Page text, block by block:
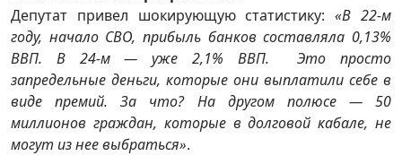
Депутат привел шокирующую статистику:«В 22-м
году, начало СВО, прибыль банков составляла 0,13%
ВВП. В 24-м — уже 2,1% ВВП. Это просто
запредельные деньги, которые они выплатили себе в
виде премий. За что? На другом полюсе — 50
миллионов граждан, которые в долговой кабале, не
могут из нее выбраться».